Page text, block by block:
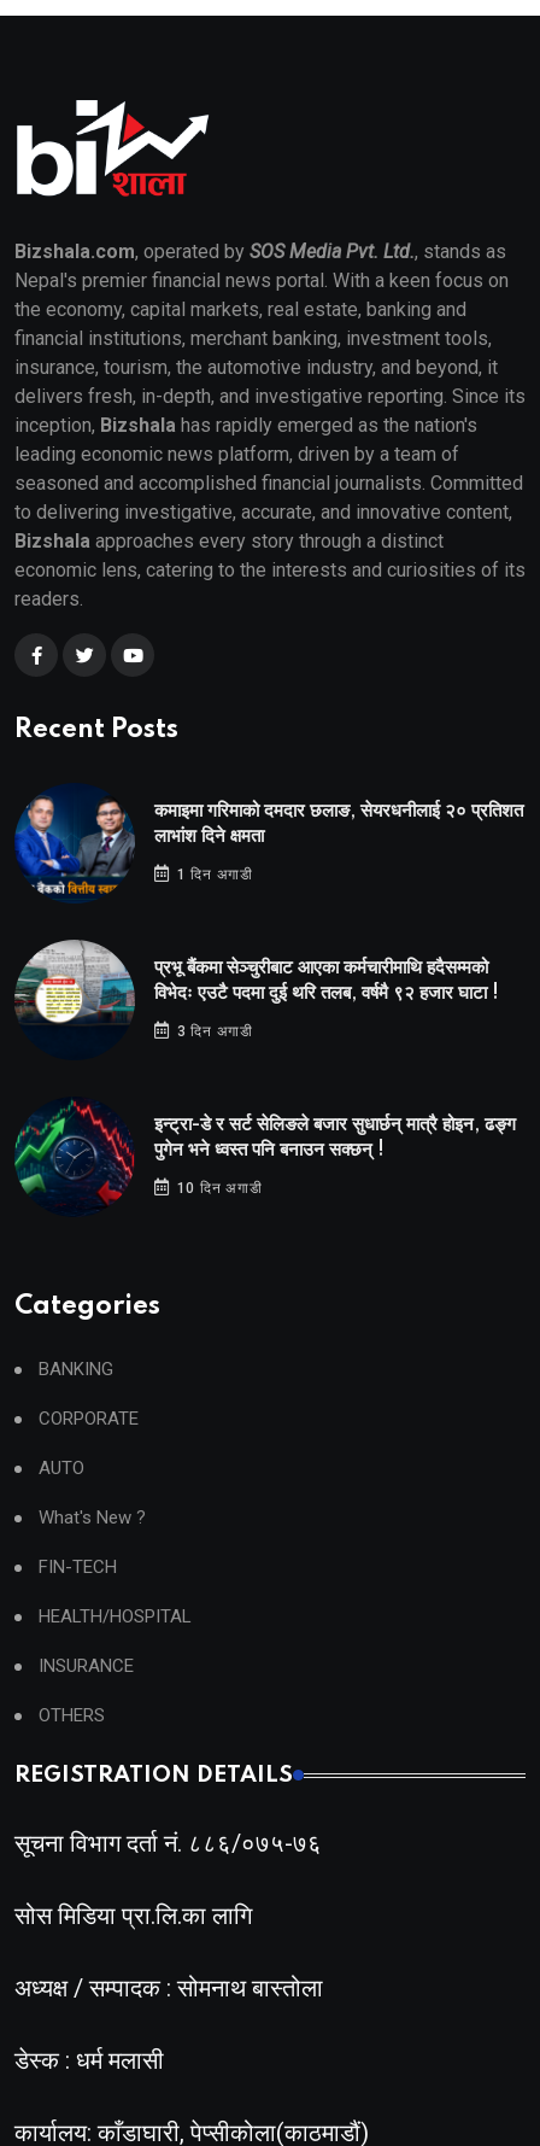
Bizshala.com, operated by SOS Media Pvt. Ltd., stands as
Nepal's premier financial news portal. With a keen focus on
the economy, capital markets, real estate, banking and
financial institutions, merchant banking, investment tools,
insurance, tourism, the automotive industry, and beyond, it
delivers fresh, in-depth, and investigative reporting. Since its
inception, Bizshala has rapidly emerged as the nation's
leading economic news platform, driven by a team of
seasoned and accomplished financial journalists. Committed
to delivering investigative, accurate, and innovative content,
Bizshala approaches every story through a distinct
economic lens, catering to the interests and curiosities of its
readers.
Recent Posts
कमाइमा गरिमाको दमदार छलाङ, सेयरधनीलाई २० प्रतिशत
लाभांश दिने क्षमता
1 दिन अगाडी
प्रभू बैंकमा सेञ्चुरीबाट आएका कर्मचारीमाथि हदैसम्मको
विभेदः एउटै पदमा दुई थरि तलब, वर्षमै ९२ हजार घाटा !
3 दिन अगाडी
इन्ट्रा-डे र सर्ट सेलिङले बजार सुधार्छन् मात्रै होइन, ढङ्ग
पुगेन भने ध्वस्त पनि बनाउन सक्छन् !
10 दिन अगाडी
Categories
BANKING
CORPORATE
AUTO
What's New ?
FIN-TECH
HEALTH/HOSPITAL
INSURANCE
OTHERS
REGISTRATION DETAILS
सूचना विभाग दर्ता नं. ८८६/०७५-७६
सोस मिडिया प्रा.लि.का लागि
अध्यक्ष / सम्पादक : सोमनाथ बास्तोला
डेस्क : धर्म मलासी
कार्यालय: काँडाघारी, पेप्सीकोला(काठमाडौं)